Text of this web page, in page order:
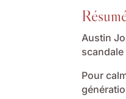
Austin
Pour